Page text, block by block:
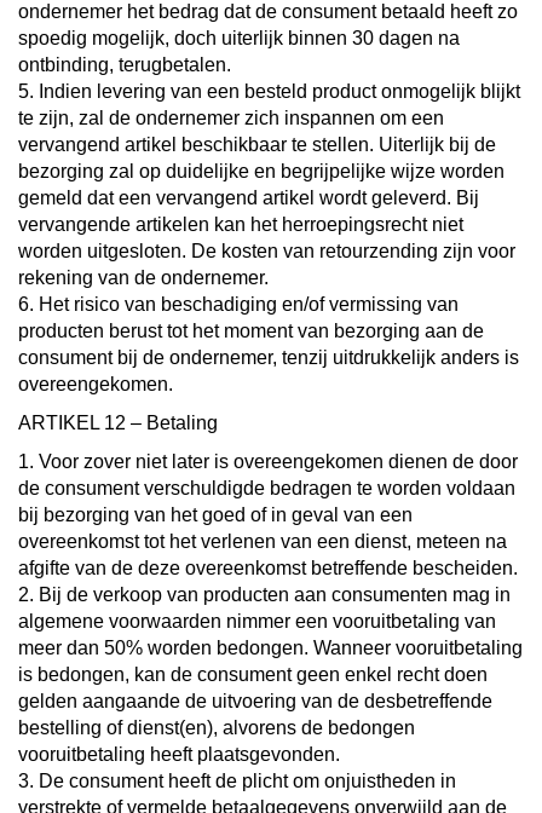
ondernemer het bedrag dat de consument betaald heeft zo
spoedig mogelijk, doch uiterlijk binnen 30 dagen na
ontbinding, terugbetalen.
5. Indien levering van een besteld product onmogelijk blijkt
te zijn, zal de ondernemer zich inspannen om een
vervangend artikel beschikbaar te stellen. Uiterlijk bij de
bezorging zal op duidelijke en begrijpelijke wijze worden
gemeld dat een vervangend artikel wordt geleverd. Bij
vervangende artikelen kan het herroepingsrecht niet
worden uitgesloten. De kosten van retourzending zijn voor
rekening van de ondernemer.
6. Het risico van beschadiging en/of vermissing van
producten berust tot het moment van bezorging aan de
consument bij de ondernemer, tenzij uitdrukkelijk anders is
overeengekomen.
ARTIKEL 12 – Betaling
1. Voor zover niet later is overeengekomen dienen de door
de consument verschuldigde bedragen te worden voldaan
bij bezorging van het goed of in geval van een
overeenkomst tot het verlenen van een dienst, meteen na
afgifte van de deze overeenkomst betreffende bescheiden.
2. Bij de verkoop van producten aan consumenten mag in
algemene voorwaarden nimmer een vooruitbetaling van
meer dan 50% worden bedongen. Wanneer vooruitbetaling
is bedongen, kan de consument geen enkel recht doen
gelden aangaande de uitvoering van de desbetreffende
bestelling of dienst(en), alvorens de bedongen
vooruitbetaling heeft plaatsgevonden.
3. De consument heeft de plicht om onjuistheden in
verstrekte of vermelde betaalgegevens onverwijld aan de